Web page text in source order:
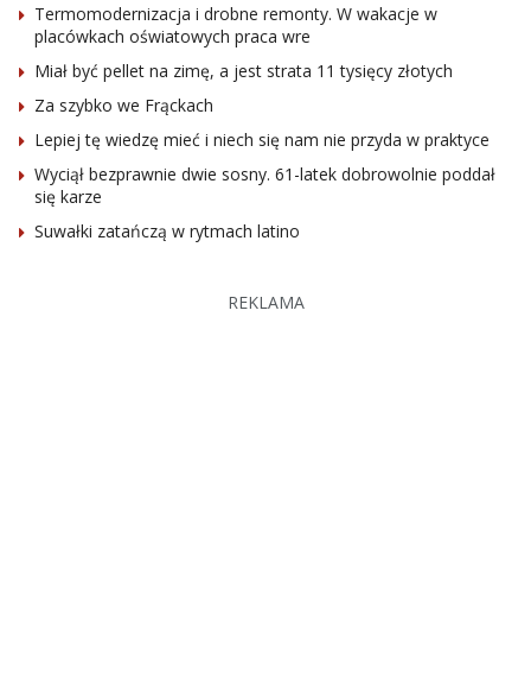
Termomodernizacja i drobne remonty. W wakacje w
placówkach oświatowych praca wre
Miał być pellet na zimę, a jest strata 11 tysięcy złotych
Za szybko we Frąckach
Lepiej tę wiedzę mieć i niech się nam nie przyda w praktyce
Wyciął bezprawnie dwie sosny. 61-latek dobrowolnie poddał
się karze
Suwałki zatańczą w rytmach latino
REKLAMA